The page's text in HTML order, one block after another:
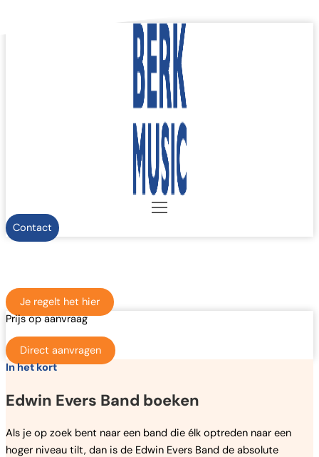
Contact
Je regelt het hier
Prijs op aanvraag
Direct aanvragen
In het kort
Edwin Evers Band boeken
Als je op zoek bent naar een band die élk optreden naar een
hoger niveau tilt, dan is de Edwin Evers Band de absolute